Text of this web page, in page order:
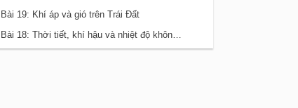
Bài 19: Khí áp và gió trên Trái Đất
Bài 18: Thời tiết, khí hậu và nhiệt độ không khí